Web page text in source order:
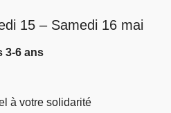
15 – Samedi 16 mai
3-6 ans
à votre solidarité